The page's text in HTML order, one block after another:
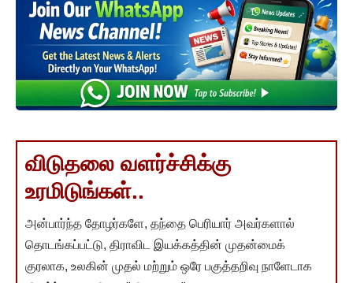
விடுதலை வளர்ச்சிக்கு
உரமிடுங்கள்..
அன்பார்ந்த தோழர்களே, தந்தை பெரியார் அவர்களால்
தொடங்கப்பட்டு, திராவிட இயக்கத்தின் முதன்மைக்
குரலாக, உலகின் முதல் மற்றும் ஒரே பகுத்தறிவு நாளேடாக